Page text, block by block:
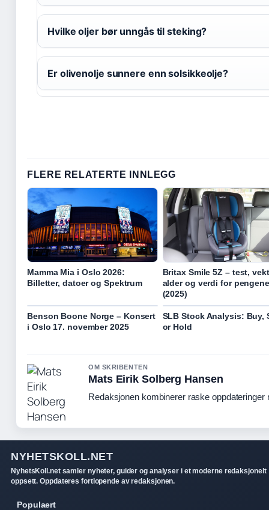
Hvilke oljer bør unngås til steking?
Er olivenolje sunnere enn solsikkeolje?
FLERE RELATERTE INNLEGG
Mamma Mia i Oslo 2026:
Billetter, datoer og Spektrum
Britax Smile 5Z – test,
alder og verdi for pengene
(2025)
Benson Boone Norge – Konsert
i Oslo 17. november 2025
SLB Stock Analysis: Buy,
or Hold
OM SKRIBENTEN
Mats Eirik Solberg Hansen
Redaksjonen kombinerer raske oppdateringer
NYHETSKOLL.NET
NyhetsKoll.net samler nyheter, guider og analyser i et moderne redaksjonelt
oppsett. Oppdateres fortlopende av redaksjonen.
Populaert